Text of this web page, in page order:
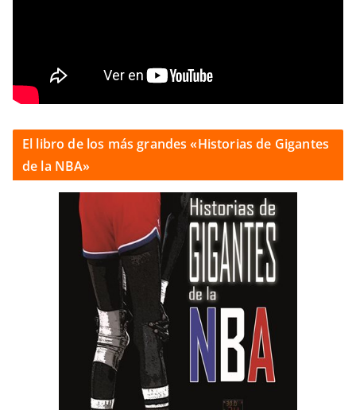
El libro de los más grandes «Historias de Gigantes
de la NBA»